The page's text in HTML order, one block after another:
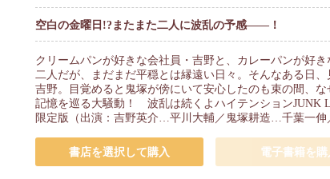
空白の金曜日!?またまた二人に波乱の予感――！
クリームパンが好きな会社員・吉野と、カレーパンが好
二人だが、まだまだ平穏とは縁遠い日々。そんなある日
吉野。目覚めると鬼塚が傍にいて安心したのも束の間
記憶を巡る大騒動！ 波乱は続くよハイテンションJUNK
限定版（出演：吉野英介…平川大輔／鬼塚耕造…千葉一伸
書店を選択して購入 電子書籍を購